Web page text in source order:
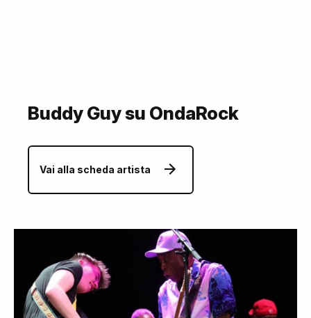
Buddy Guy su OndaRock
Vai alla scheda artista